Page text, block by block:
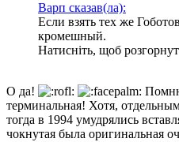
Варп сказав(ла):
Если взять тех же
кромешный.
Натисніть, щоб
О да!
терминальная! Хотя,
тогда в 1994 умудрялись
чокнутая была оригинальная